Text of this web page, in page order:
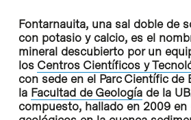
Fontarnauita, una sal doble de
con potasio y calcio, es el
mineral descubierto por un
los Centros Científicos y
con sede en el Parc Científic de
la Facultad de Geologíade la
compuesto, hallado en 2009